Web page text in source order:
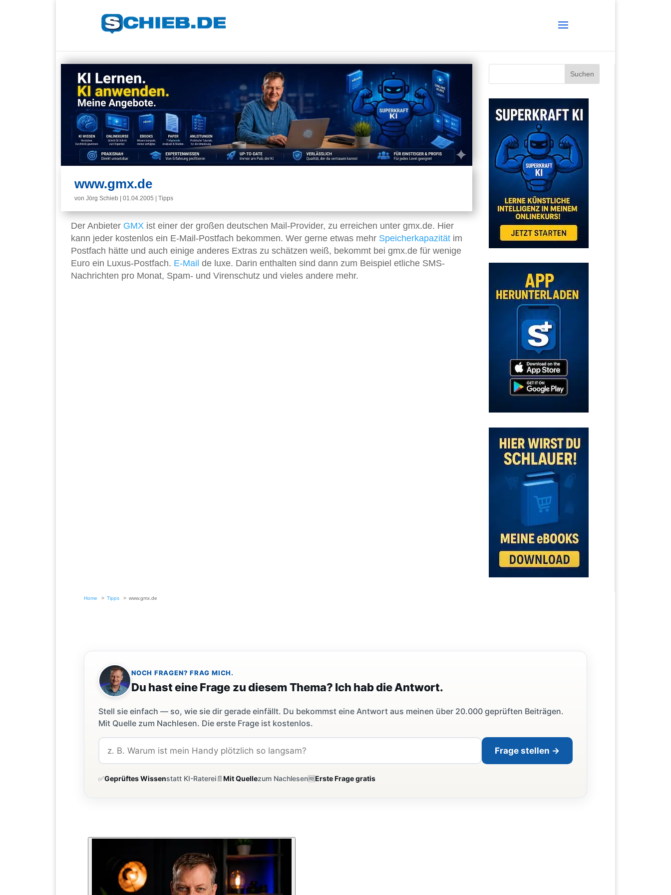
www.gmx.de
von Jörg Schieb 01.04.2005 Tipps
Der Anbieter GMX ist einer der großen deutschen Mail-Provider, zu erreichen unter gmx.de. Hier
kann jeder kostenlos ein E-Mail-Postfach bekommen. Wer gerne etwas mehr Speicherkapazität im
Postfach hätte und auch einige anderes Extras zu schätzen weiß, bekommt bei gmx.de für wenige
Euro ein Luxus-Postfach. E-Mail de luxe. Darin enthalten sind dann zum Beispiel etliche SMS-
Nachrichten pro Monat, Spam- und Virenschutz und vieles andere mehr.
Home Tipps www.gmx.de
NOCH FRAGEN? FRAG MICH.
Du hast eine Frage zu diesem Thema? Ich hab die Antwort.
Stell sie einfach — so, wie sie dir gerade einfällt. Du bekommst eine Antwort aus meinen über 20.000 geprüften Beiträgen.
Mit Quelle zum Nachlesen. Die erste Frage ist kostenlos.
Frage stellen →
✅Geprüftes Wissenstatt KI-Raterei📄Mit Quellezum Nachlesen🆓Erste Frage gratis